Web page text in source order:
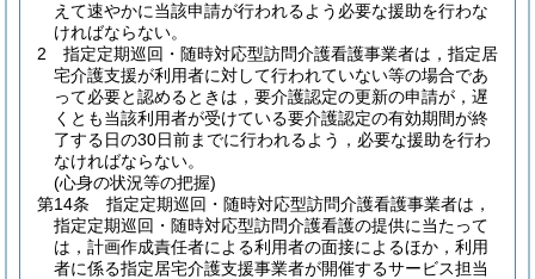
えて速やかに当該申請が行われるよう必要な援助を行わな
ければならない。
2
指定定期巡回・随時対応型訪問介護看護事業者は，指定居
宅介護支援が利用者に対して行われていない等の場合であ
って必要と認めるときは，要介護認定の更新の申請が，遅
くとも当該利用者が受けている要介護認定の有効期間が終
了する日の30日前までに行われるよう，必要な援助を行わ
なければならない。
(心身の状況等の把握)
第14条
指定定期巡回・随時対応型訪問介護看護事業者は，
指定定期巡回・随時対応型訪問介護看護の提供に当たって
は，計画作成責任者による利用者の面接によるほか，利用
者に係る指定居宅介護支援事業者が開催するサービス担当